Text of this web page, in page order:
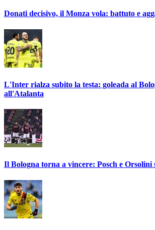
Donati decisivo, il Monza vola: battuto e
L'Inter rialza subito la testa: goleada al
all'Atalanta
Il Bologna torna a vincere: Posch e Orsolini